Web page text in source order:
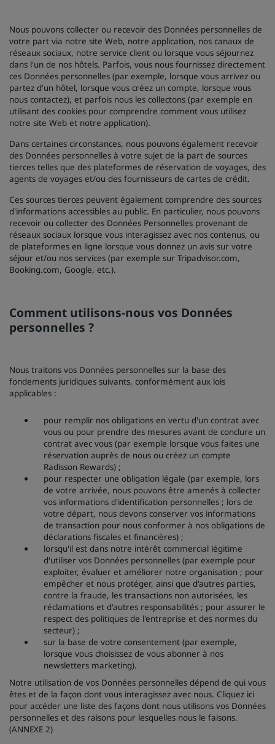
Nous pouvons collecter ou recevoir des Données personnelles de
votre part via notre site Web, notre application, nos canaux de
réseaux sociaux, notre service client ou lorsque vous séjournez
dans l'un de nos hôtels. Parfois, vous nous fournissez directement
ces Données personnelles (par exemple, lorsque vous arrivez ou
partez d'un hôtel, lorsque vous créez un compte, lorsque vous
nous contactez), et parfois nous les collectons (par exemple en
utilisant des cookies pour comprendre comment vous utilisez
notre site Web et notre application).
Dans certaines circonstances, nous pouvons également recevoir
des Données personnelles à votre sujet de la part de sources
tierces telles que des plateformes de réservation de voyages, des
agents de voyages et/ou des fournisseurs de cartes de crédit.
Ces sources tierces peuvent également comprendre des sources
d'informations accessibles au public. En particulier, nous pouvons
recevoir ou collecter des Données Personnelles provenant de
réseaux sociaux lorsque vous interagissez avec nos contenus, ou
de plateformes en ligne lorsque vous donnez un avis sur votre
séjour et/ou nos services (par exemple sur Tripadvisor.com,
Booking.com, Google, etc.).
Comment utilisons-nous vos Données
personnelles ?
Nous traitons vos Données personnelles sur la base des
fondements juridiques suivants, conformément aux lois
applicables :
pour remplir nos obligations en vertu d'un contrat avec
vous ou pour prendre des mesures avant de conclure un
contrat avec vous (par exemple lorsque vous faites une
réservation auprès de nous ou créez un compte
Radisson Rewards) ;
pour respecter une obligation légale (par exemple, lors
de votre arrivée, nous pouvons être amenés à collecter
vos informations d'identification personnelles ; lors de
votre départ, nous devons conserver vos informations
de transaction pour nous conformer à nos obligations de
déclarations fiscales et financières) ;
lorsqu'il est dans notre intérêt commercial légitime
d'utiliser vos Données personnelles (par exemple pour
exploiter, évaluer et améliorer notre organisation ; pour
empêcher et nous protéger, ainsi que d'autres parties,
contre la fraude, les transactions non autorisées, les
réclamations et d'autres responsabilités ; pour assurer le
respect des politiques de l'entreprise et des normes du
secteur) ;
sur la base de votre consentement (par exemple,
lorsque vous choisissez de vous abonner à nos
newsletters marketing).
Notre utilisation de vos Données personnelles dépend de qui vous
êtes et de la façon dont vous interagissez avec nous. Cliquez ici
pour accéder une liste des façons dont nous utilisons vos Données
personnelles et des raisons pour lesquelles nous le faisons.
(ANNEXE 2)